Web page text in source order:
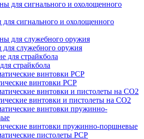
сигнального и охолощенного
служебного оружия
страйкбола
винтовки PCP
винтовки и пистолеты на CO2
винтовки пружинно-поршневые